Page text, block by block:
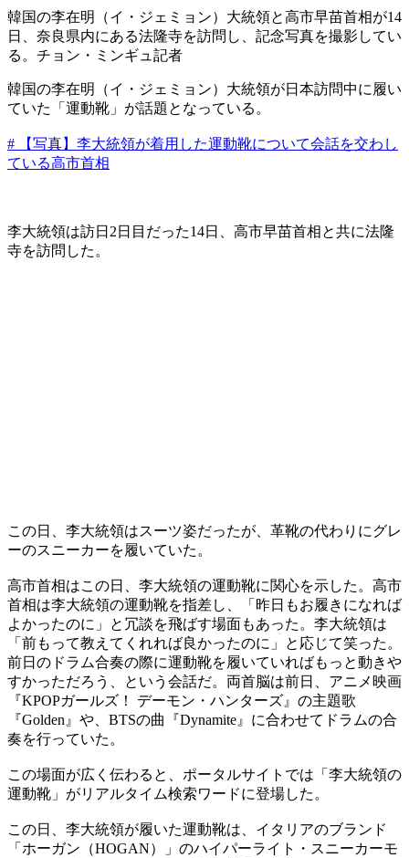
韓国の李在明（イ・ジェミョン）大統領と高市早苗首相が14
日、奈良県内にある法隆寺を訪問し、記念写真を撮影してい
る。チョン・ミンギュ記者
韓国の李在明（イ・ジェミョン）大統領が日本訪問中に履い
ていた「運動靴」が話題となっている。
# 【写真】李大統領が着用した運動靴について会話を交わし
ている高市首相
李大統領は訪日2日目だった14日、高市早苗首相と共に法隆
寺を訪問した。
この日、李大統領はスーツ姿だったが、革靴の代わりにグレ
ーのスニーカーを履いていた。
高市首相はこの日、李大統領の運動靴に関心を示した。高市
首相は李大統領の運動靴を指差し、「昨日もお履きになれば
よかったのに」と冗談を飛ばす場面もあった。李大統領は
「前もって教えてくれれば良かったのに」と応じて笑った。
前日のドラム合奏の際に運動靴を履いていればもっと動きや
すかっただろう、という会話だ。両首脳は前日、アニメ映画
『KPOPガールズ！ デーモン・ハンターズ』の主題歌
『Golden』や、BTSの曲『Dynamite』に合わせてドラムの合
奏を行っていた。
この場面が広く伝わると、ポータルサイトでは「李大統領の
運動靴」がリアルタイム検索ワードに登場した。
この日、李大統領が履いた運動靴は、イタリアのブランド
「ホーガン（HOGAN）」のハイパーライト・スニーカーモ